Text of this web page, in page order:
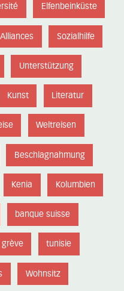
Elfenbeinküste
Sozialhilfe
Unterstützung
Kunst Literatur
Weltreisen
Beschlagnahmung
Kenia Kolumbien
banque suisse
grève tunisie
Wohnsitz